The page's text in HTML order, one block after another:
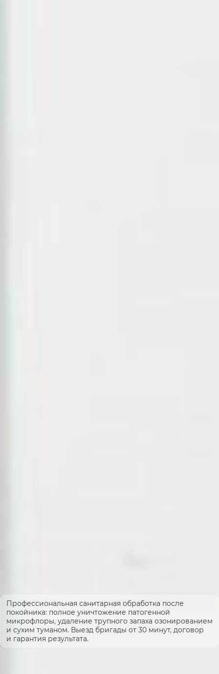
Профессиональная санитарная обработка после
покойника: полное уничтожение патогенной
микрофлоры, удаление трупного запаха озонированием
и сухим туманом. Выезд бригады от 30 минут, договор
и гарантия результата.